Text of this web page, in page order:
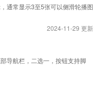
通常显示3至5张可以侧滑轮播图
2024-11-29 更新
导航栏，二选一，按钮支持脚